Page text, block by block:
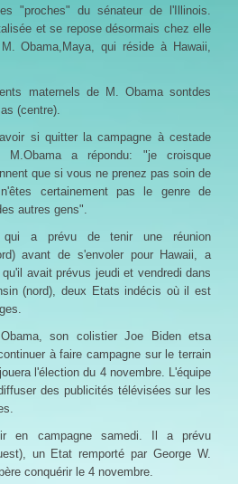
"proches" du sénateur de l'Illinois.
et se repose désormais chez elle
Obama,Maya, qui réside à Hawaii,
maternels de M. Obama sontdes
(centre).
si quitter la campagne à cestade
M.Obama a répondu: "je croisque
que si vous ne prenez pas soin de
certainement pas le genre de
autres gens".
qui a prévu de tenir une réunion
avant de s'envoler pour Hawaii, a
avait prévus jeudi et vendredi dans
(nord), deux Etats indécis où il est
son colistier Joe Biden etsa
à faire campagne sur le terrain
l'élection du 4 novembre. L'équipe
des publicités télévisées sur les
en campagne samedi. Il a prévu
un Etat remporté par George W.
conquérir le 4 novembre.